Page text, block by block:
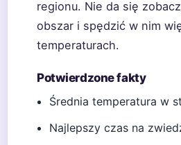
regionu. Nie da się
obszar i spędzić w nim
temperaturach.
Potwierdzone fakty
Średnia temperatura w
Najlepszy czas na